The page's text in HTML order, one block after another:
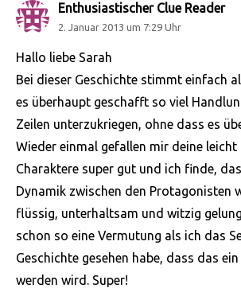
Enthusiastischer Clue Reader
2. Januar 2013 um 7:29 Uhr
Hallo liebe Sarah
Bei dieser Geschichte stimmt einfach
es überhaupt geschafft so viel
Zeilen unterzukriegen, ohne dass es
Wieder einmal gefallen mir deine
Charaktere super gut und ich finde,
Dynamik zwischen den Protagonisten
flüssig, unterhaltsam und witzig
schon so eine Vermutung als ich das
Geschichte gesehen habe, dass das
werden wird. Super!